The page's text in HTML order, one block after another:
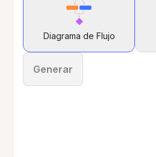
Diagrama de Flujo
Generar